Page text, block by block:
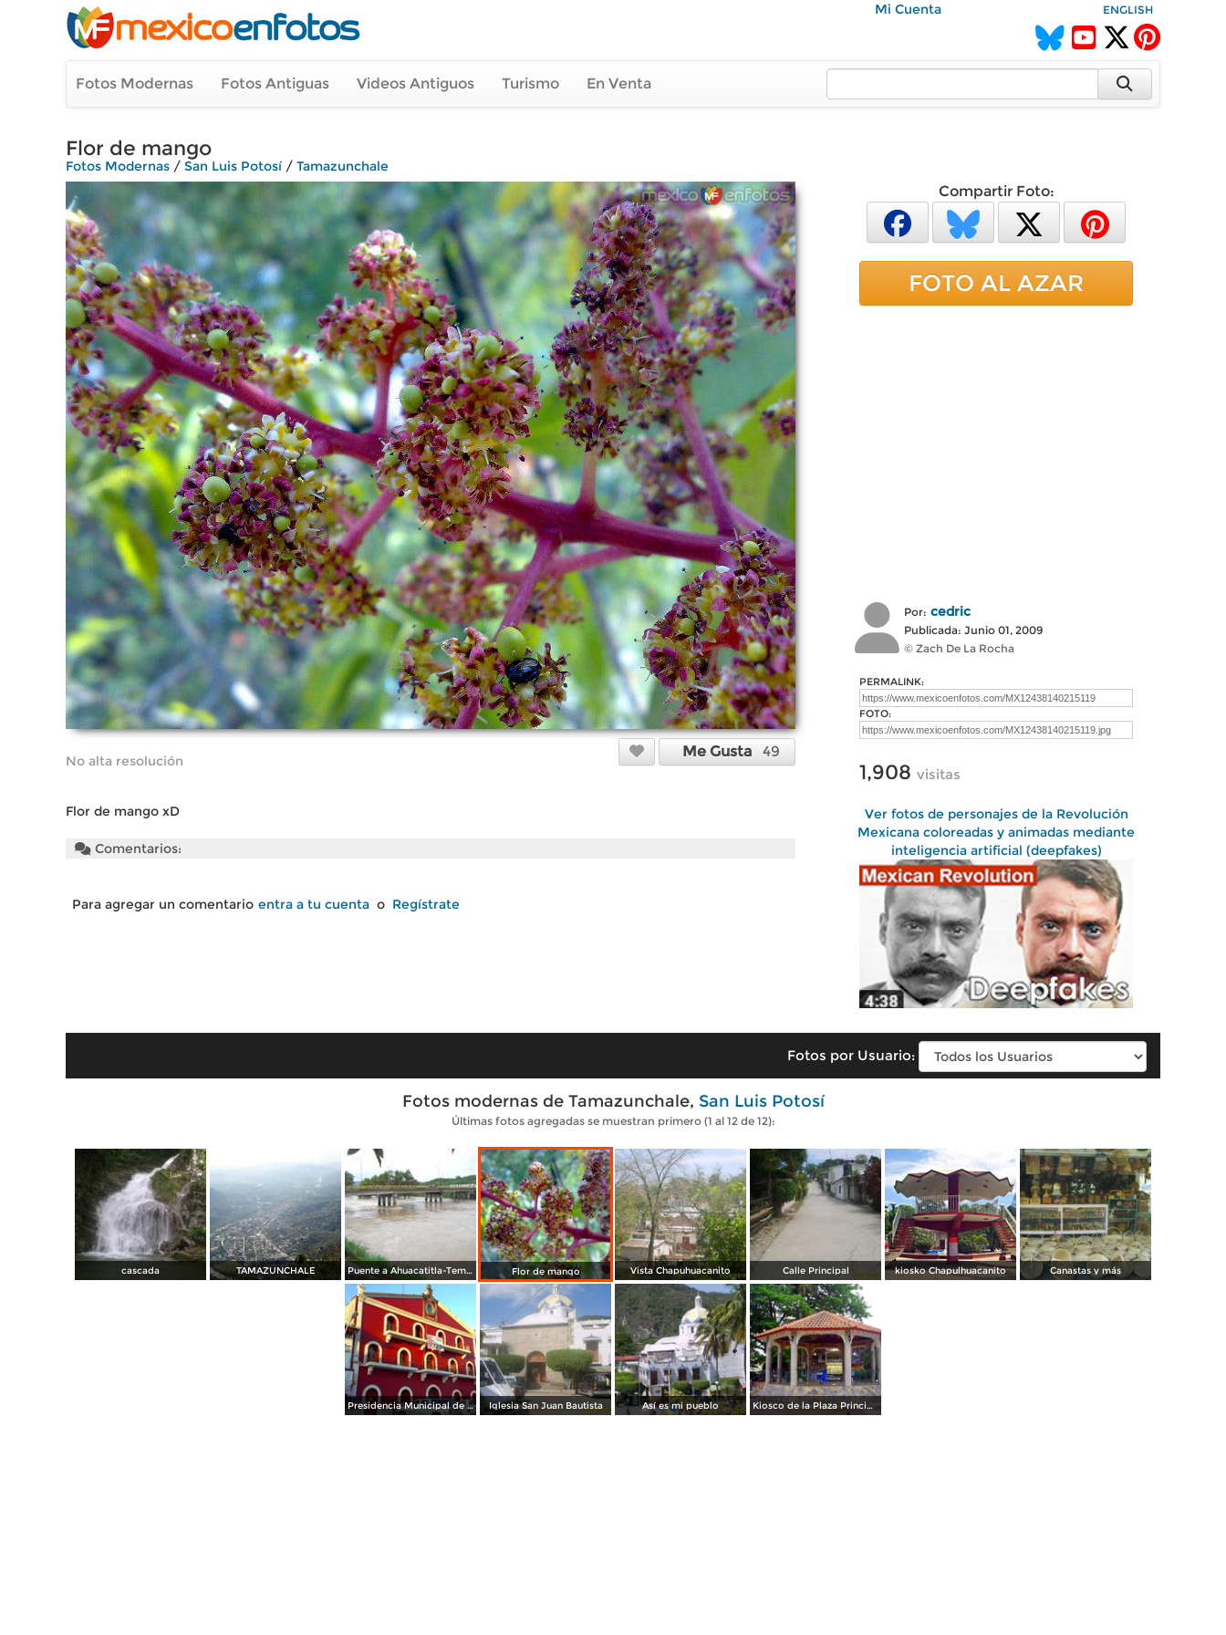
Mi Cuenta ENGLISH
Fotos Modernas Fotos Antiguas Videos Antiguos Turismo En Venta
Flor de mango
Fotos Modernas / San Luis Potosí / Tamazunchale
No alta resolución
Me Gusta 49
Flor de mango xD
Comentarios:
Para agregar un comentario entra a tu cuenta o Regístrate
Compartir Foto:
FOTO AL AZAR
Por: cedric
Publicada: Junio 01, 2009
© Zach De La Rocha
PERMALINK:
FOTO:
1,908 visitas
Ver fotos de personajes de la Revolución
Mexicana coloreadas y animadas mediante
inteligencia artificial (deepfakes)
Fotos por Usuario:
Fotos modernas de Tamazunchale, San Luis Potosí
Últimas fotos agregadas se muestran primero (1 al 12 de 12):
cascada TAMAZUNCHALE Puente a Ahuacatitla-Temalacaco, Mpio.de Axtla Flor de mango Vista Chapuhuacanito Calle Principal kiosko Chapulhuacanito Canastas y más
Presidencia Municipal de Tamazunchale Iglesia San Juan Bautista Así es mi pueblo Kiosco de la Plaza Principal